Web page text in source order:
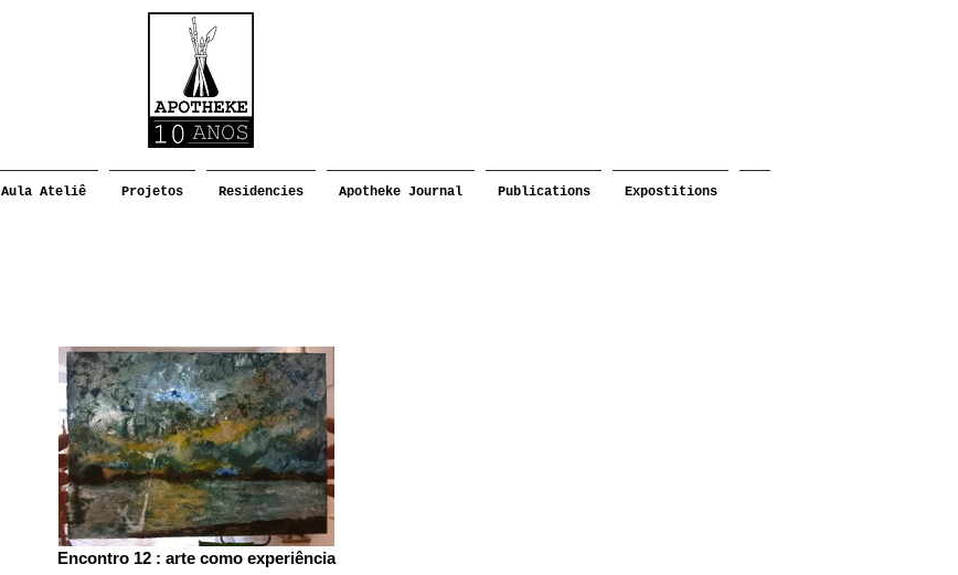
Aula Ateliê Projetos Residencies Apotheke Journal Publications Expostitions
Encontro 12 : arte como experiência